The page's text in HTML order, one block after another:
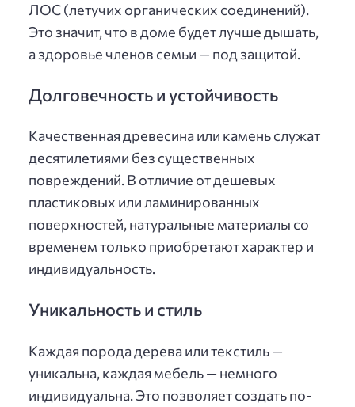
ЛОС (летучих органических соединений).
Это значит, что в доме будет лучше дышать,
а здоровье членов семьи — под защитой.
Долговечность и устойчивость
Качественная древесина или камень служат
десятилетиями без существенных
повреждений. В отличие от дешевых
пластиковых или ламинированных
поверхностей, натуральные материалы со
временем только приобретают характер и
индивидуальность.
Уникальность и стиль
Каждая порода дерева или текстиль —
уникальна, каждая мебель — немного
индивидуальна. Это позволяет создать по-